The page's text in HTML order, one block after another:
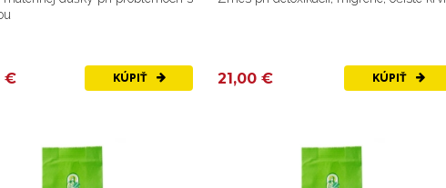
€ KÚPIŤ 21,00 € KÚPIŤ